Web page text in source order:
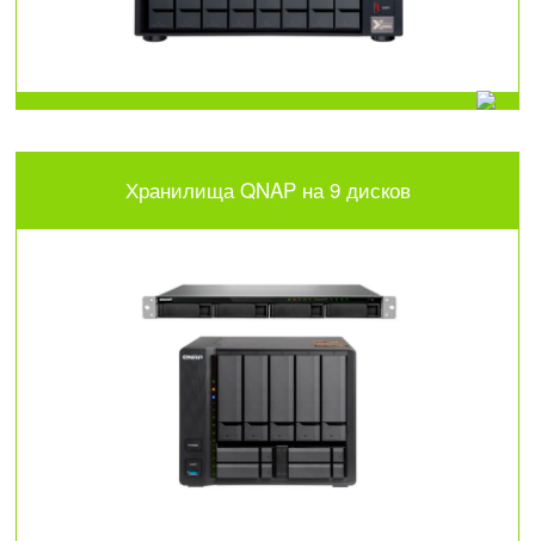
Хранилища QNAP на 9 дисков